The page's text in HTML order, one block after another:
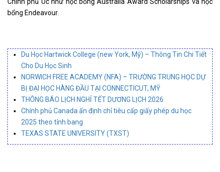
Chính phủ Úc như học bổng Australia Award Scholarships và học
bổng Endeavour.
Du Học Hartwick College (new York, Mỹ) – Thông Tin Chi Tiết
Cho Du Học Sinh
NORWICH FREE ACADEMY (NFA) – TRƯỜNG TRUNG HỌC DỰ
BỊ ĐẠI HỌC HÀNG ĐẦU TẠI CONNECTICUT, MỸ
THÔNG BÁO LỊCH NGHỈ TẾT DƯƠNG LỊCH 2026
Chính phủ Canada ấn định chỉ tiêu cấp giấy phép du học
2025 theo tỉnh bang
TEXAS STATE UNIVERSITY (TXST)